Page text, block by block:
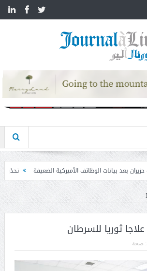
الضعيفة تحذير المواطنين من مشاركة رمز الـ OTP
ثوريا للسرطان
صحة